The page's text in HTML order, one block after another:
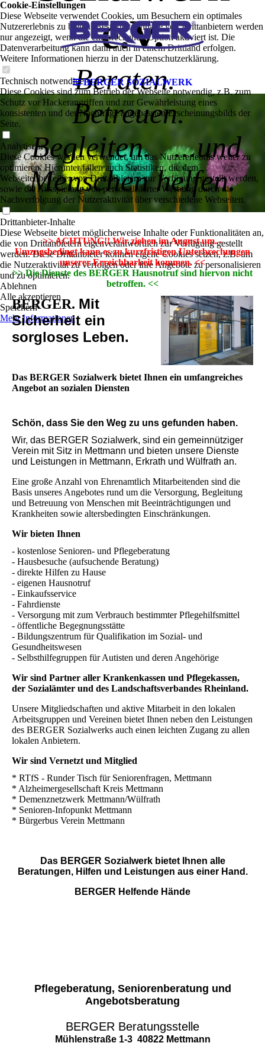
BERGER SOZIALWERK
e.V.
Beraten.
Betreuen.
Begleiten. ...und
Menschen helfen.
>> ACHTUNG!! Wir ziehen im August um. -
Umzugsbedingt kann es zu kurzfristigen Unterbrechungen
unserer Erreichbarkeit kommen. <<
>> Die Dienste des BERGER Hausnotruf sind hiervon nicht
betroffen. <<
BERGER. Mit
Sicherheit ein
sorgloses Leben.
Das BERGER Sozialwerk bietet Ihnen ein umfangreiches
Angebot an sozialen Diensten
Schön, dass Sie den Weg zu uns gefunden haben.
Wir, das BERGER Sozialwerk, sind ein gemeinnütziger
Verein mit Sitz in Mettmann und bieten unsere Dienste
und Leistungen in Mettmann, Erkrath und Wülfrath an.
Eine große Anzahl von Ehrenamtlich Mitarbeitenden sind die
Basis unseres Angebotes rund um die Versorgung, Begleitung
und Betreuung von Menschen mit Beeinträchtigungen und
Krankheiten sowie altersbedingten Einschränkungen.
Wir bieten Ihnen
- kostenlose Senioren- und Pflegeberatung
- Hausbesuche (aufsuchende Beratung)
- direkte Hilfen zu Hause
- eigenen Hausnotruf
- Einkaufsservice
- Fahrdienste
- Versorgung mit zum Verbrauch bestimmter Pflegehilfsmittel
- öffentliche Begegnungsstätte
- Bildungszentrum für Qualifikation im Sozial- und
Gesundheitswesen
- Selbsthilfegruppen für Autisten und deren Angehörige
Wir sind Partner aller Krankenkassen und Pflegekassen,
der Sozialämter und des Landschaftsverbandes Rheinland.
Unsere Mitgliedschaften und aktive Mitarbeit in den lokalen
Arbeitsgruppen und Vereinen bietet Ihnen neben den Leistungen
des BERGER Sozialwerks auch einen leichten Zugang zu allen
lokalen Anbietern.
Wir sind Vernetzt und Mitglied
* RTfS - Runder Tisch für Seniorenfragen, Mettmann
* Alzheimergesellschaft Kreis Mettmann
* Demenznetzwerk Mettmann/Wülfrath
* Senioren-Infopunkt Mettmann
* Bürgerbus Verein Mettmann
Das BERGER Sozialwerk bietet Ihnen alle
Beratungen, Hilfen und Leistungen aus einer Hand.
BERGER Helfende Hände
Pflegeberatung, Seniorenberatung und
Angebotsberatung
BERGER Beratungsstelle
Mühlenstraße 1-3 40822 Mettmann
Cookie-Einstellungen
Diese Webseite verwendet Cookies, um Besuchern ein optimales
Nutzererlebnis zu bieten. Bestimmte Inhalte von Drittanbietern werden
nur angezeigt, wenn die entsprechende Option aktiviert ist. Die
Datenverarbeitung kann dann auch in einem Drittland erfolgen.
Weitere Informationen hierzu in der Datenschutzerklärung.
Technisch notwendige
Diese Cookies sind zum Betrieb der Webseite notwendig, z.B. zum
Schutz vor Hackerangriffen und zur Gewährleistung eines
konsistenten und der Nachfrage angepassten Erscheinungsbilds der
Seite.
Analytische
Diese Cookies werden verwendet, um das Nutzererlebnis weiter zu
optimieren. Hierunter fallen auch Statistiken, die dem
Webseitenbetreiber von Drittanbietern zur Verfügung gestellt werden,
sowie die Ausspielung von personalisierter Werbung durch die
Nachverfolgung der Nutzeraktivität über verschiedene Webseiten.
Drittanbieter-Inhalte
Diese Webseite bietet möglicherweise Inhalte oder Funktionalitäten an,
die von Drittanbietern eigenverantwortlich zur Verfügung gestellt
werden. Diese Drittanbieter können eigene Cookies setzen, z.B. um
die Nutzeraktivität zu verfolgen oder ihre Angebote zu personalisieren
und zu optimieren.
Ablehnen
Alle akzeptieren
Speichern
Mehr Informationen